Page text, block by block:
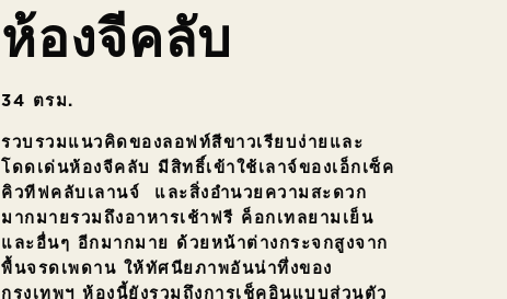
ห้องจีคลับ
34 ตรม.
รวบรวมแนวคิดของลอฟท์สีขาวเรียบง่ายและ
โดดเด่นห้องจีคลับ มีสิทธิ์เข้าใช้เลาจ์ของเอ็กเซ็ค
คิวทีฟคลับเลานจ์ และสิ่งอำนวยความสะดวก
มากมายรวมถึงอาหารเช้าฟรี ค็อกเทลยามเย็น
และอื่นๆ อีกมากมาย ด้วยหน้าต่างกระจกสูงจาก
พื้นจรดเพดาน ให้ทัศนียภาพอันน่าทึ่งของ
กรุงเทพฯ ห้องนี้ยังรวมถึงการเช็คอินแบบส่วนตัว